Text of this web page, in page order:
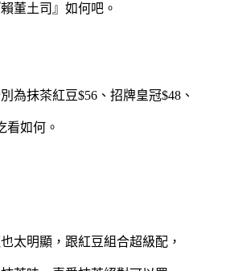
董土司』如何吧。
為抹茶紅豆$56、招牌皇冠$48、
看如何。
太明顯，跟紅豆組合超級配，